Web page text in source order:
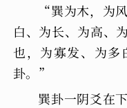
“巽为木，为
白、为长、为高、
也，为寡发、为多
卦。”
巽卦一阴爻在